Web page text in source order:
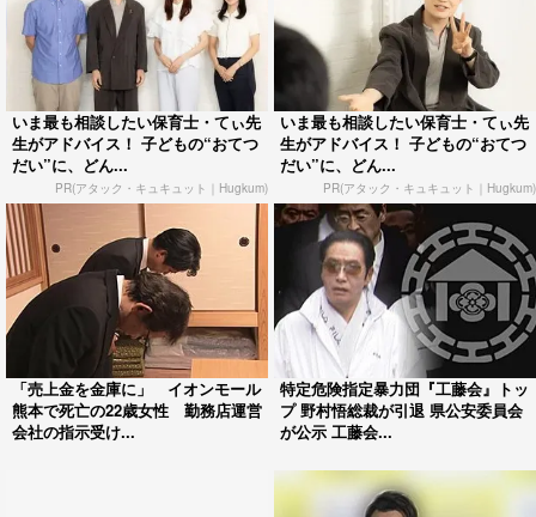
いま最も相談したい保育士・てぃ先
生がアドバイス！ 子どもの“おてつ
だい”に、どん...
PR(アタック・キュキュット｜Hugkum)
いま最も相談したい保育士・てぃ先
生がアドバイス！ 子どもの“おてつ
だい”に、どん...
PR(アタック・キュキュット｜Hugkum)
「売上金を金庫に」 イオンモール
熊本で死亡の22歳女性 勤務店運営
会社の指示受け...
特定危険指定暴力団『工藤会』トッ
プ 野村悟総裁が引退 県公安委員会
が公示 工藤会...